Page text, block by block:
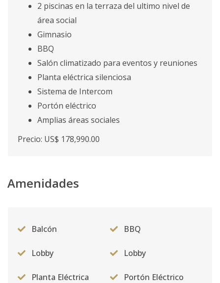
2 piscinas en la terraza del ultimo nivel de
área social
Gimnasio
BBQ
Salón climatizado para eventos y reuniones
Planta eléctrica silenciosa
Sistema de Intercom
Portón eléctrico
Amplias áreas sociales
Precio: US$ 178,990.00
Amenidades
Balcón BBQ
Lobby Lobby
Planta Eléctrica Portón Eléctrico